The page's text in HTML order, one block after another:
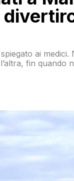
ai medici.
fin quando